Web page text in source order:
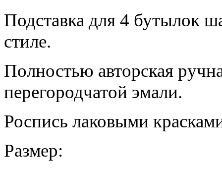
Подставка для 4 бутылок
стиле.
Полностью авторская
перегородчатой эмали.
Роспись лаковыми
Размер: